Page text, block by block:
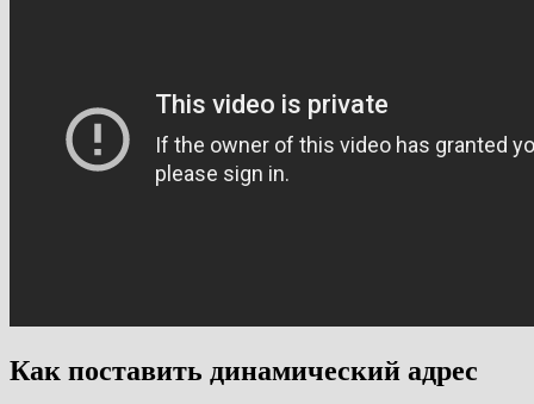
Как поставить динамический адрес